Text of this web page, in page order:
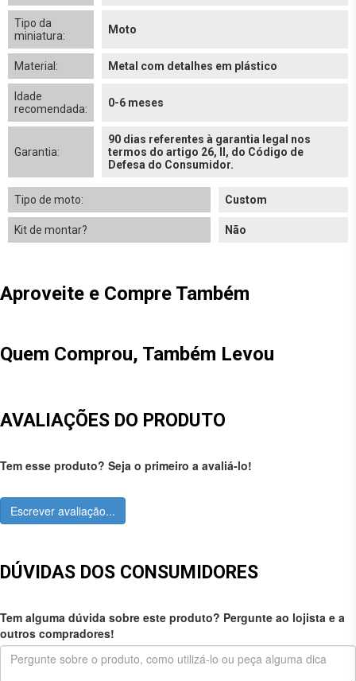
Tipo da
miniatura:
Moto
Material: Metal com detalhes em plástico
Idade
recomendada:
0-6 meses
Garantia:
90 dias referentes à garantia legal nos
termos do artigo 26, II, do Código de
Defesa do Consumidor.
Tipo de moto: Custom
Kit de montar? Não
Aproveite e Compre Também
Quem Comprou, Também Levou
AVALIAÇÕES DO PRODUTO
Tem esse produto? Seja o primeiro a avaliá-lo!
Escrever avaliação...
DÚVIDAS DOS CONSUMIDORES
Tem alguma dúvida sobre este produto? Pergunte ao lojista e a
outros compradores!